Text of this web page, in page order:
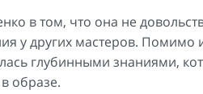
в том, что она не
у других мастеров. Помимо
глубинными знаниями,
образе.